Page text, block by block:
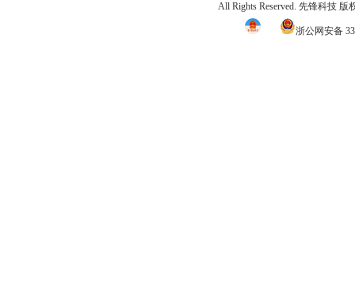
All Rights Reserved. 先锋科技 版
浙公网安备